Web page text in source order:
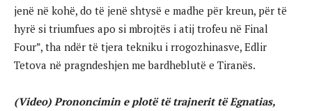
jenë në kohë, do të jenë shtysë e madhe për kreun, për të
hyrë si triumfues apo si mbrojtës i atij trofeu në Final
Four”, tha ndër të tjera tekniku i rrogozhinasve, Edlir
Tetova në pragndeshjen me bardheblutë e Tiranës.
(Video) Prononcimin e plotë të trajnerit të Egnatias,